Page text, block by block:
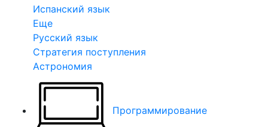
Испанский язык
Еще
Русский язык
Стратегия поступления
Астрономия
Программирование